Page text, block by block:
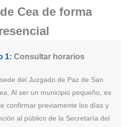
Cea de forma
1: Consultar horarios
del Juzgado de Paz de San
Al ser un municipio pequeño, es
confirmar previamente los días y
al público de la Secretaría del